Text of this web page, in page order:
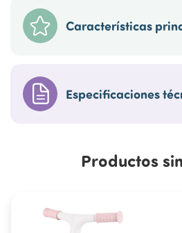
Características
Especificaciones
Productos